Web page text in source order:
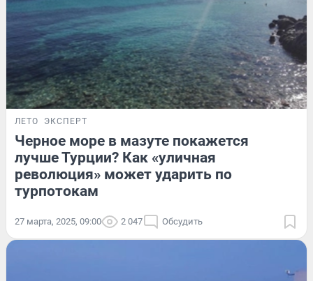
ЛЕТО ЭКСПЕРТ
Черное море в мазуте покажется
лучше Турции? Как «уличная
революция» может ударить по
турпотокам
27 марта, 2025, 09:00 2 047 Обсудить